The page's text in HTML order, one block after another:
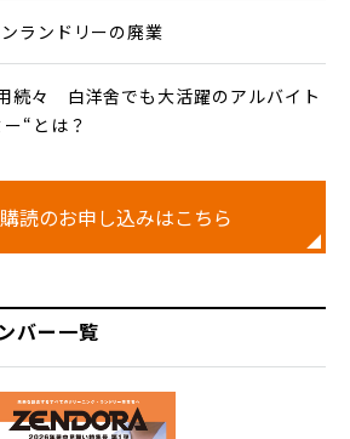
ランドリーの廃業
続々 白洋舍でも大活躍のアルバイト
“とは？
読のお申し込みはこちら
バー一覧